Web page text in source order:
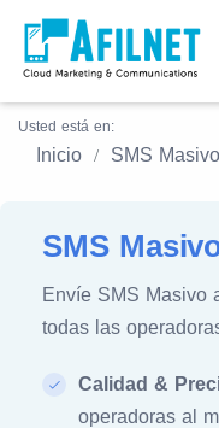
Usted está en:
Inicio SMS
SMS
Envíe SMS Masivo
todas las
Calidad &
operadoras al